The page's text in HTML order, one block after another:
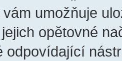
umožňuje
opětovné
odpovídající